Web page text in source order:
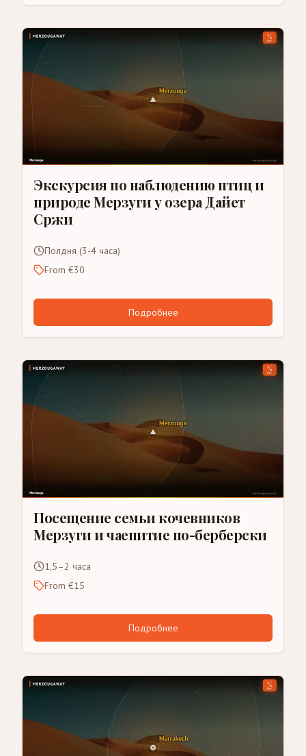
Экскурсия по наблюдению птиц и
природе Мерзуги у озера Дайет
Сржи
Полдня (3-4 часа)
From €30
Подробнее
Посещение семьи кочевников
Мерзуги и чаепитие по-берберски
1,5–2 часа
From €15
Подробнее